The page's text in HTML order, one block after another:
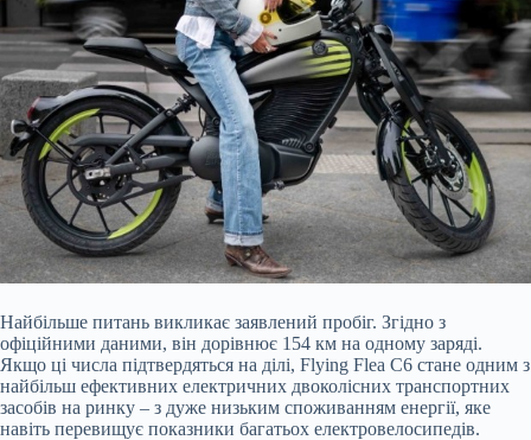
Найбільше питань викликає заявлений пробіг. Згідно з
офіційними даними, він дорівнює 154 км на одному заряді.
Якщо ці числа підтвердяться на ділі, Flying Flea C6 стане одним з
найбільш ефективних електричних двоколісних транспортних
засобів на ринку – з дуже низьким споживанням енергії, яке
навіть перевищує показники багатьох електровелосипедів.